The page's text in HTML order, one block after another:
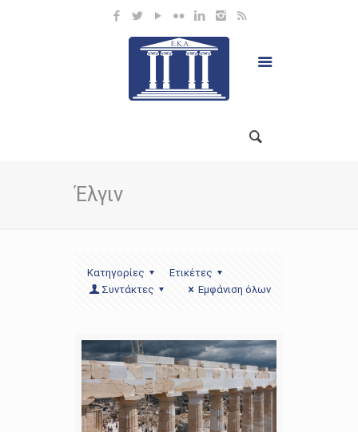
Έλγιν
Κατηγορίες
Ετικέτες
Συντάκτες
Εμφάνιση όλων